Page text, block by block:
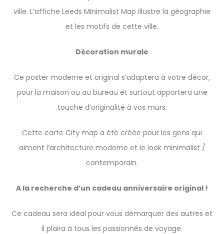
ville. L’affiche Leeds Minimalist Map illustre la géographie
et les motifs de cette ville.
Décoration murale
Ce poster moderne et original s’adaptera à votre décor,
pour la maison ou au bureau et surtout apportera une
touche d’originalité à vos murs.
Cette carte City map a été créée pour les gens qui
aiment l’architecture moderne et le look minimalist /
contemporain.
A la recherche d’un cadeau anniversaire original !
Ce cadeau sera idéal pour vous démarquer des autres et
il plaira à tous les passionnés de voyage.